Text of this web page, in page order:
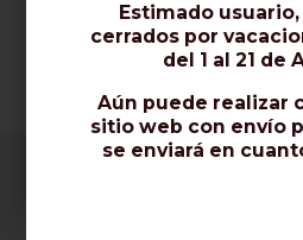
Estimado
cerrados por
del 1 al 21 de
Aún puede realizar
sitio web con envío
se enviará en